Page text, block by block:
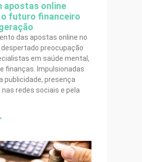
apostas online
o futuro financeiro
das apostas online no
preocupação
em saúde mental,
finanças. Impulsionadas
publicidade, presença
redes sociais e pela